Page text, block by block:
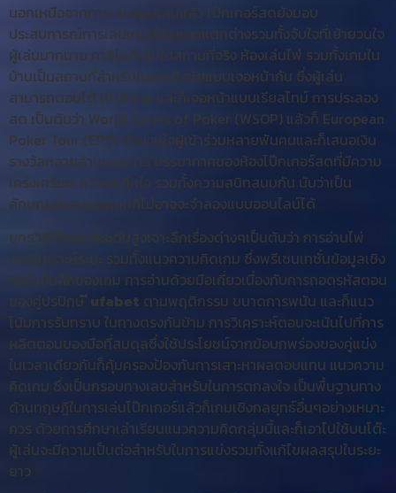
นอกเหนือจากการเล่นออนไลน์แล้ว โป๊กเกอร์สดยังมอบ
ประสบการณ์การเล่นเกมที่ผิดแผกแตกต่างรวมทั้งจับใจที่เย้ายวนใจ
ผู้เล่นมากมาย คาสิโนที่เล่นในสถานที่จริง ห้องเล่นไพ่ รวมทั้งเกมใน
บ้านเป็นสถานที่สำหรับในการชิงชัยแบบเจอหน้ากัน ซึ่งผู้เล่น
สามารถตอบโต้ เข้าสังคม และก็เจอหน้าแบบเรียลไทม์ การประลอง
สด เป็นต้นว่า World Series of Poker (WSOP) แล้วก็ European
Poker Tour (EPT) ยั่วยวนใจผู้เข้าร่วมหลายพันคนและก็เสนอเงิน
รางวัลหลายล้านดอลลาร์ บรรยากาศของห้องโป๊กเกอร์สดที่มีความ
เคร่งเครียด ความระทึกใจ รวมทั้งความสนิทสนมกัน นับว่าเป็น
ลักษณะพิเศษของเกมที่ไม่อาจจะจำลองแบบออนไลน์ได้
ยุทธวิธีโป๊กเกอร์ระดับสูงเจาะลึกเรื่องต่างๆเป็นต้นว่า การอ่านไพ่
การวิเคราะห์ระยะ รวมทั้งแนวความคิดเกม ซึ่งพรีเซนเทชั่นข้อมูลเชิง
ลึกในชั้นลึกของเกม การอ่านด้วยมือเกี่ยวเนื่องกับการถอดรหัสตอน
ของคู่ปรปักษ์ี ufabet ตามพฤติกรรม ขนาดการพนัน และก็แนว
โน้มการรับทราบ ในทางตรงกันข้าม การวิเคราะห์ตอนจะเน้นไปที่การ
ผลิตตอนของมือที่สมดุลซึ่งใช้ประโยชน์จากข้อบกพร่องของคู่แข่ง
ในเวลาเดียวกันก็คุ้มครองป้องกันการเสาะหาผลตอบแทน แนวความ
คิดเกม ซึ่งเป็นกรอบทางเลขสำหรับในการตกลงใจ เป็นพื้นฐานทาง
ด้านทฤษฎีในการเล่นโป๊กเกอร์แล้วก็เกมเชิงกลยุทธ์อื่นๆอย่างเหมาะ
ควร ด้วยการศึกษาเล่าเรียนแนวความคิดกลุ่มนี้และก็เอาไปใช้บนโต๊ะ
ผู้เล่นจะมีความเป็นต่อสำหรับในการแข่งรวมทั้งแก้ไขผลสรุปในระยะ
ยาว